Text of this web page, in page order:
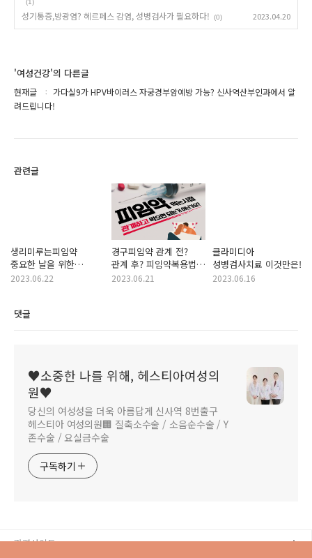
(1)
성기통증,방광염? 헤르페스 감염, 성병검사가 필요하다! (0) 2023.04.20
'여성건강'의 다른글
현재글
가다실9가 HPV바이러스 자궁경부암예방 가능? 신사역산부인과에서 알
려드립니다!
관련글
생리미루는피임약
중요한 날을 위한
필수정보! 강남산부인과
2023.06.22
경구피임약 관계 전?
관계 후? 피임약복용법
피임약복용시기 알고
2023.06.21
클라미디아
성병검사치료 이것만은!
2023.06.16
댓글
♥소중한 나를 위해, 헤스티아여성의
원♥
당신의 여성성을 더욱 아름답게 신사역 8번출구
헤스티아 여성의원🏢 질축소수술 / 소음순수술 / Y
존수술 / 요실금수술
구독하기
관련사이트